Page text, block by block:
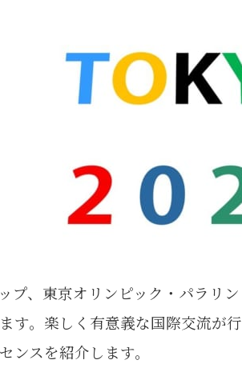
プ、東京オリンピック・パラリ
す。楽しく有意義な国際交流が
ンスを紹介します。